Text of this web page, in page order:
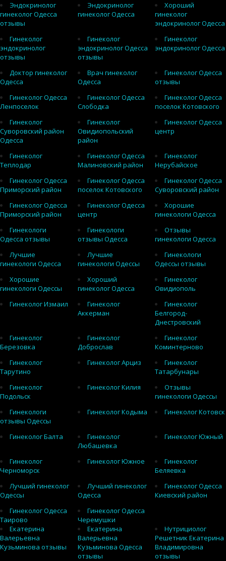
Эндокринолог
гинеколог Одесса
отзывы
Эндокринолог
гинеколог Одесса
Хороший
гинеколог
эндокринолог Одесса
Гинеколог
эндокринолог
отзывы
Гинеколог
эндокринолог Одесса
отзывы
Гинеколог
эндокринолог Одесса
Доктор гинеколог
Одесса
Врач гинеколог
Одесса
Гинеколог Одесса
отзывы
Гинеколог Одесса
Ленпоселок
Гинеколог Одесса
Слободка
Гинеколог Одесса
поселок Котовского
Гинеколог
Суворовский район
Одесса
Гинеколог
Овидиопольский
район
Гинеколог Одесса
центр
Гинеколог
Теплодар
Гинеколог Одесса
Малиновский район
Гинеколог
Нерубайское
Гинеколог Одесса
Приморский район
Гинеколог Одесса
поселок Котовского
Гинеколог Одесса
Суворовский район
Гинеколог Одесса
Приморский район
Гинеколог Одесса
центр
Хорошие
гинекологи Одесса
Гинекологи
Одесса отзывы
Гинекологи
отзывы Одесса
Отзывы
гинекологи Одесса
Лучшие
гинекологи Одесса
Лучшие
гинекологи Одессы
Гинекологи
Одессы отзывы
Хорошие
гинекологи Одессы
Хороший
гинеколог Одесса
Гинеколог
Овидиополь
Гинеколог Измаил
Гинеколог
Аккерман
Гинеколог
Белгород-
Днестровский
Гинеколог
Березовка
Гинеколог
Доброслав
Гинеколог
Коминтерново
Гинеколог
Тарутино
Гинеколог Арциз
Гинеколог
Татарбунары
Гинеколог
Подольск
Гинеколог Килия
Отзывы
гинекологи Одессы
Гинекологи
отзывы Одессы
Гинеколог Кодыма Гинеколог Котовск
Гинеколог Балта
Гинеколог
Любашевка
Гинеколог Южный
Гинеколог
Черноморск
Гинеколог Южное
Гинеколог
Беляевка
Лучший гинеколог
Одессы
Лучший гинеколог
Одесса
Гинеколог Одесса
Киевский район
Гинеколог Одесса
Таирово
Гинеколог Одесса
Черемушки
Екатерина
Валерьевна
Кузьминова отзывы
Екатерина
Валерьевна
Кузьминова Одесса
отзывы
Нутрициолог
Решетник Екатерина
Владимировна
отзывы